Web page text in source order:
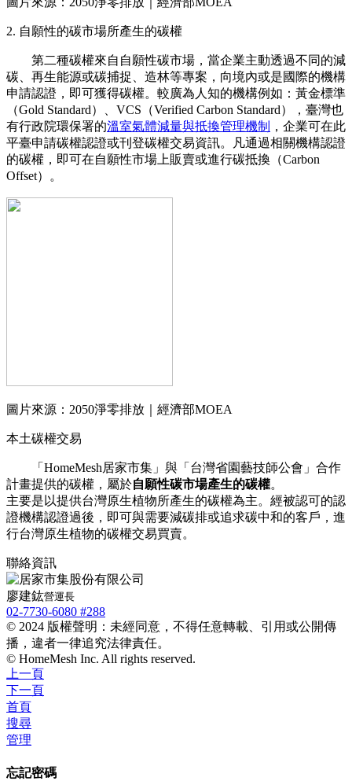
2. 自願性的碳市場所產生的碳權
第二種碳權來自自願性碳市場，當企業主動透過不同的減
碳、再生能源或碳捕捉、造林等專案，向境內或是國際的機構
申請認證，即可獲得碳權。較廣為人知的機構例如：黃金標準
（Gold Standard）、VCS（Verified Carbon Standard），臺灣也
有行政院環保署的溫室氣體減量與抵換管理機制
，企業可在此
平臺申請碳權認證或刊登碳權交易資訊。凡通過相關機構認證
的碳權，即可在自願性市場上販賣或進行碳抵換（Carbon
Offset）。
圖片來源：2050淨零排放｜經濟部MOEA
本土碳權交易
「HomeMesh居家市集」與「台灣省園藝技師公會」合作
計畫提供的碳權，屬於自願性碳市場產生的碳權。
主要是以提供台灣原生植物所產生的碳權為主。經被認可的認
證機構認證過後，即可與需要減碳排或追求碳中和的客戶，進
行台灣原生植物的碳權交易買賣。
聯絡資訊
廖建鈜營運長
02-7730-6080 #288
© 2024 版權聲明：未經同意，不得任意轉載、引用或公開傳
播，違者一律追究法律責任。
© HomeMesh Inc. All rights reserved.
上一頁
下一頁
首頁
搜尋
管理
忘記密碼